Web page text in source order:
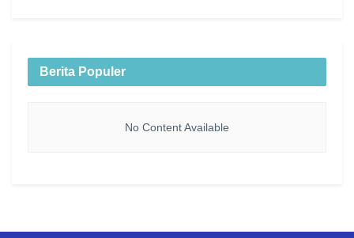
Berita Populer
No Content Available